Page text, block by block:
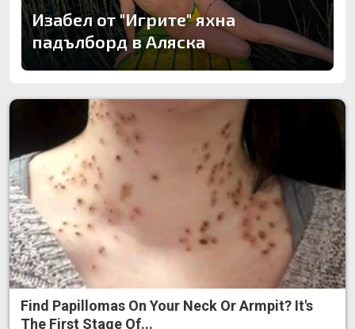
Изабел от "Игрите" яхна
падълборд в Аляска
Find Papillomas On Your Neck Or Armpit? It's
The First Stage Of...